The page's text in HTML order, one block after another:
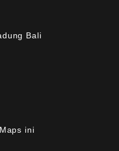
Bali
ini